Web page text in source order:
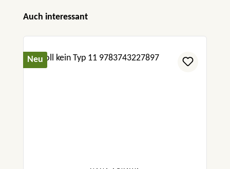
Produktgalerie überspringen
Auch interessant
Neu